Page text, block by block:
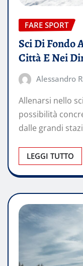
FARE SPORT
Sci Di Fondo
Città E Nei
Alessandro
Allenarsi nello
possibilità
dalle grandi
LEGGI TUTTO